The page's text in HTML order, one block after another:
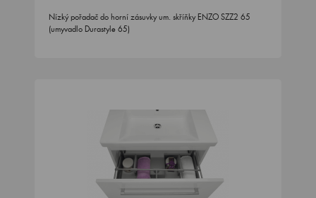
Nízký pořadač do horní zásuvky um. skříňky ENZO SZZ2 65
(umyvadlo Durastyle 65)